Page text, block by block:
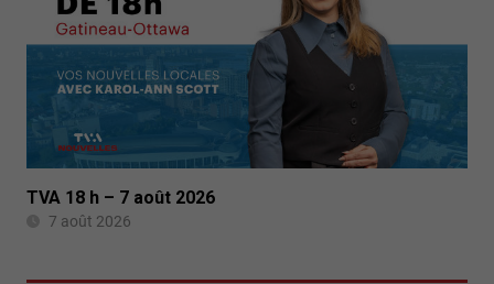
TVA 18 h – 7 août 2026
7 août 2026